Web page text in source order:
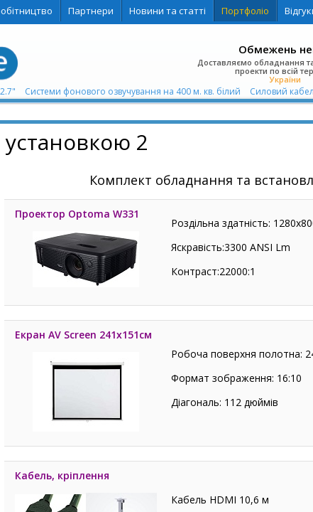
Партнери Новини та статті Портфоліо
Обмежень
Доставляємо обладнання
проекти по всій
України
Системи фонового озвучування на 400 м. кв. білий Силовий
2
Комплект обладнання та
Проектор Optoma W331
Роздільна здатність:
Яскравість:3300 ANSI Lm
Контраст:22000:1
Екран AV Screen 241х151см
Робоча поверхня полотна:
Формат зображення: 16:10
Діагональ: 112 дюймів
Кабель, кріплення
Кабель HDMI 10,6 м